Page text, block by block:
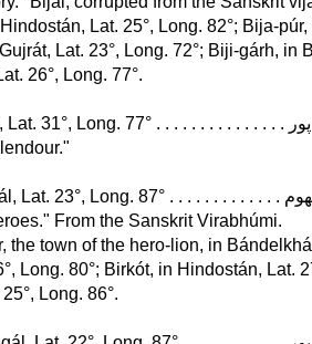
Lat. 25°, Long. 82°; Bija-
Lat. 23°, Long. 72°; Biji-gárh, in
26°, Long. 77°.
From the Sanskrit Virabhúmi.
the town of the hero-lion, in
Long. 80°; Birkót, in Hindostán, Lat.
Long. 86°.